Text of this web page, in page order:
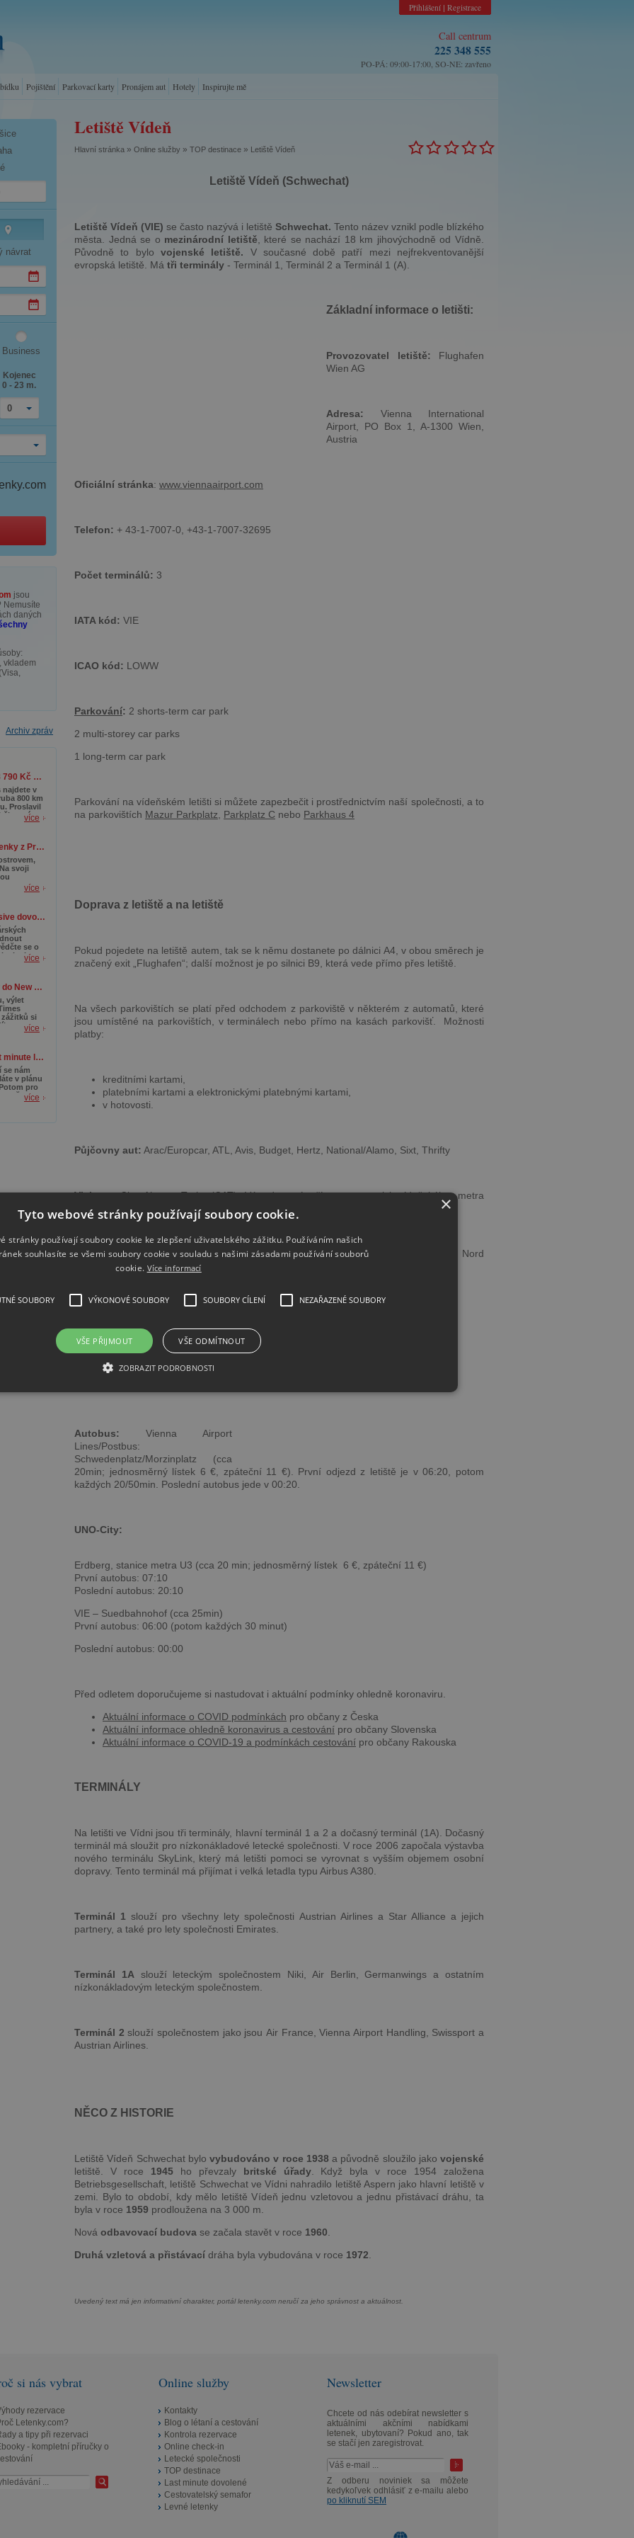
Přihlášení | Registrace
Call centrum
225 348 555
PO-PÁ: 09:00-17:00, SO-NE: zavřeno
Pojištění Parkovací karty Pronájem aut Hotely Inspirujte mě
návrat
Business
Kojenec
0 - 23 m.
0
jsou
Nemusíte
daných
vkladem
Archiv zpráv
Mauricius z Prahy od 13 790 Kč se zavazadlem a v top termínech
najdete v
800 km
Proslavil
toho
přírodní
kde
a
více
Jedinečná Madeira! Letenky z Prahy od 3 890 Kč s termíny až do října
svoji
horami
A
tak mimo
se
Havaj
více
LAST MINUTE: All Inclusive dovolená na Mallorce od 10 990 Kč
se o
Inclusive
Jestli
si
přímo
více
MEGA! Letenky z Prahy do New Yorku od 7 990 Kč
výlet
si
super
akce
srpna
více
Léto v Chorvatsku! Last minute letenky od 464 Kč
se nám
v plánu
pro
na
autem
více
Letiště Vídeň
Hlavní stránka » Online služby » TOP destinace » Letiště Vídeň
Letiště Vídeň (Schwechat)
Letiště Vídeň (VIE) se často nazývá i letiště Schwechat. Tento název vznikl podle blízkého
města. Jedná se o mezinárodní letiště , které se nachází 18 km jihovýchodně od Vídně.
Původně to bylo vojenské letiště. V současné době patří mezi nejfrekventovanější
evropská letiště. Má tři terminály - Terminál 1, Terminál 2 a Terminál 1 (A).
Základní informace o letišti:
Provozovatel letiště: Flughafen
Wien AG
Adresa: Vienna International
Airport, PO Box 1, A-1300 Wien,
Austria
Oficiální stránka: www.viennaairport.com
Telefon: + 43-1-7007-0, +43-1-7007-32695
Počet terminálů: 3
IATA kód: VIE
ICAO kód: LOWW
Parkování: 2 shorts-term car park
2 multi-storey car parks
1 long-term car park
Parkování na vídeňském letišti si můžete zapezbečit i prostřednictvím naší společnosti, a to
na parkovištích Mazur Parkplatz Parkplatz C nebo Parkhaus 4
Doprava z letiště a na letiště
Pokud pojedete na letiště autem, tak se k němu dostanete po dálnici A4, v obou směrech je
značený exit „Flughafen“; další možnost je po silnici B9, která vede přímo přes letiště.
Na všech parkovištích se platí před odchodem z parkoviště v některém z automatů, které
jsou umístěné na parkovištích, v terminálech nebo přímo na kasách parkovišť. Možnosti
platby:
kreditními kartami,
platebními kartami a elektronickými platebnými kartami,
v hotovosti.
Půjčovny aut: Arac/Europcar, ATL, Avis, Budget, Hertz, National/Alamo, Sixt, Thrifty
Vlakem: City Airport Train (CAT)Vás dopraví přímo na stanici vídeňského metra
Landstrasse – Wien Mitte doba jízdy: 16 minut; jezdí nonstop.
S-Bahn:na stanici Landstrasse – Wien Mitte, nebo na železniční zastávku Wien Nord
Bahnohof (cca 25 min).
centra Vídně mají stanoviště před
+43-1/7007-35910.
Limuzíny: řidiče s limuzínou je
možné si objednat na tel. č. +43–
1–7007 33340 ve společnosti
Autobus: Vienna Airport
Lines/Postbus:
Schwedenplatz/Mor­zinplatz (cca
20min; jednosměrný lístek 6 €, zpáteční 11 €). První odjezd z letiště je v 06:20, potom
každých 20/50min. Poslední autobus jede v 00:20.
UNO-City:
Erdberg, stanice metra U3 (cca 20 min; jednosměrný lístek 6 €, zpáteční 11 €)
První autobus: 07:10
Poslední autobus: 20:10
VIE – Suedbahnohof (cca 25min)
První autobus: 06:00 (potom každých 30 minut)
Poslední autobus: 00:00
Před odletem doporučujeme si nastudovat i aktuální podmínky ohledně koronaviru.
Aktuální informace o COVID podmínkách pro občany z Česka
Aktuální informace ohledně koronavirus a cestování pro občany Slovenska
Aktuální informace o COVID-19 a podmínkách cestování pro občany Rakouska
TERMINÁLY
Na letišti ve Vídni jsou tři terminály, hlavní terminál 1 a 2 a dočasný terminál (1A). Dočasný
terminál má sloužit pro nízkonákladové letecké společnosti. V roce 2006 započala výstavba
nového terminálu SkyLink, který má letišti pomoci se vyrovnat s vyšším objemem osobní
dopravy. Tento terminál má přijímat i velká letadla typu Airbus A380.
Terminál 1slouží pro všechny lety společnosti Austrian Airlines a Star Alliance a jejich
partnery, a také pro lety společnosti Emirates.
Terminál 1A slouží leteckým společnostem Niki, Air Berlin, Germanwings a ostatním
nízkonákladovým leteckým společnostem.
Terminál 2 slouží společnostem jako jsou Air France, Vienna Airport Handling, Swissport a
Austrian Airlines.
NĚCO Z HISTORIE
Letiště Vídeň Schwechat bylo vybudováno v roce 1938 a původně sloužilo jako vojenské
letiště. V roce 1945 ho převzaly britské úřady. Když byla v roce 1954 založena
Betriebsgesellschaft, letiště Schwechat ve Vídni nahradilo letiště Aspern jako hlavní letiště v
zemi. Bylo to období, kdy mělo letiště Vídeň jednu vzletovou a jednu přistávací dráhu, ta
byla v roce 1959 prodloužena na 3 000 m.
Nová odbavovací budova se začala stavět v roce 1960
Druhá vzletová a přistávací dráha byla vybudována v roce 1972
Uvedený text má jen informativní charakter, portál letenky.com neručí za jeho správnost a aktuálnost.
si nás vybrat
rezervace
Letenky.com?
a tipy při rezervaci
- kompletní příručky o
Online služby
Kontakty
Blog o létaní a cestování
Kontrola rezervace
Online check-in
Letecké společnosti
TOP destinace
Last minute dovolené
Cestovatelský semafor
Levné letenky
Newsletter
Chcete od nás odebírat newsletter s
aktuálními akčními nabídkami
letenek, ubytovaní? Pokud ano, tak
se stačí jen zaregistrovat.
Z odberu noviniek sa môžete
kedykoľvek odhlásiť z e-mailu alebo
po kliknutí SEM
×
Tyto webové stránky používají soubory cookie.
stránky používají soubory cookie ke zlepšení uživatelského zážitku. Používáním našich
souhlasíte se všemi soubory cookie v souladu s našimi zásadami používání souborů
cookie. Více informací
SOUBORY VÝKONOVÉ SOUBORY SOUBORY CÍLENÍ NEZAŘAZENÉ SOUBORY
VŠE PŘIJMOUT VŠE ODMÍTNOUT
ZOBRAZIT PODROBNOSTI